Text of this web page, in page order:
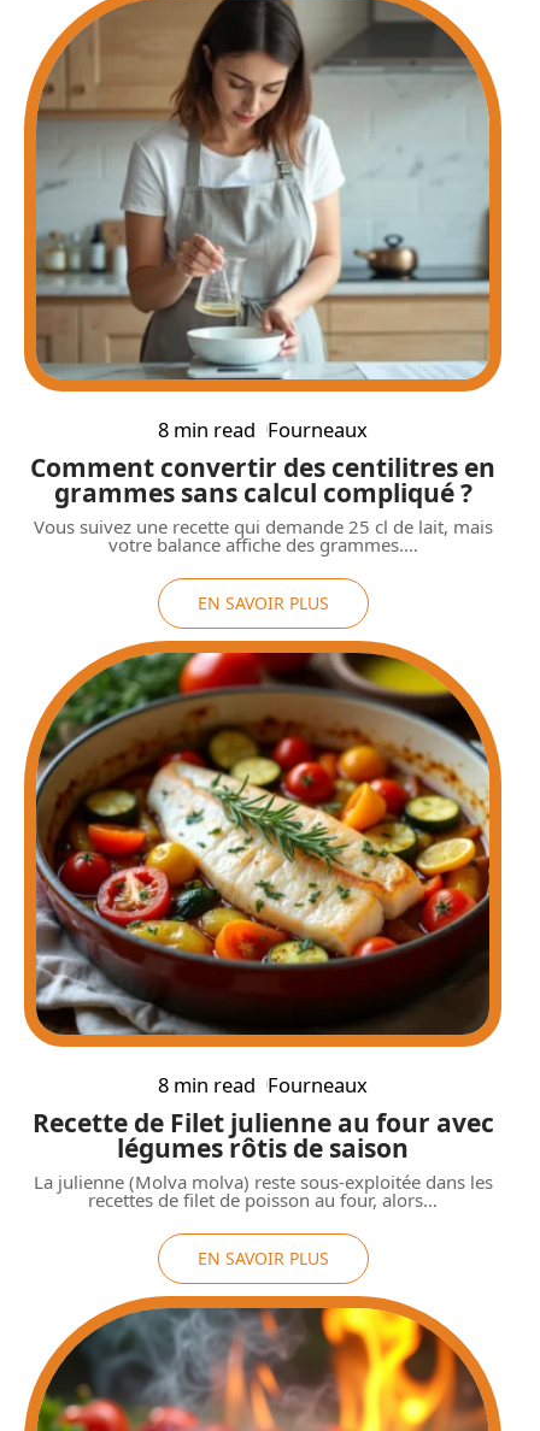
8 min read Fourneaux
Comment convertir des centilitres en
grammes sans calcul compliqué ?
Vous suivez une recette qui demande 25 cl de lait, mais
votre balance affiche des grammes.…
EN SAVOIR PLUS
8 min read Fourneaux
Recette de Filet julienne au four avec
légumes rôtis de saison
La julienne (Molva molva) reste sous-exploitée dans les
recettes de filet de poisson au four, alors…
EN SAVOIR PLUS